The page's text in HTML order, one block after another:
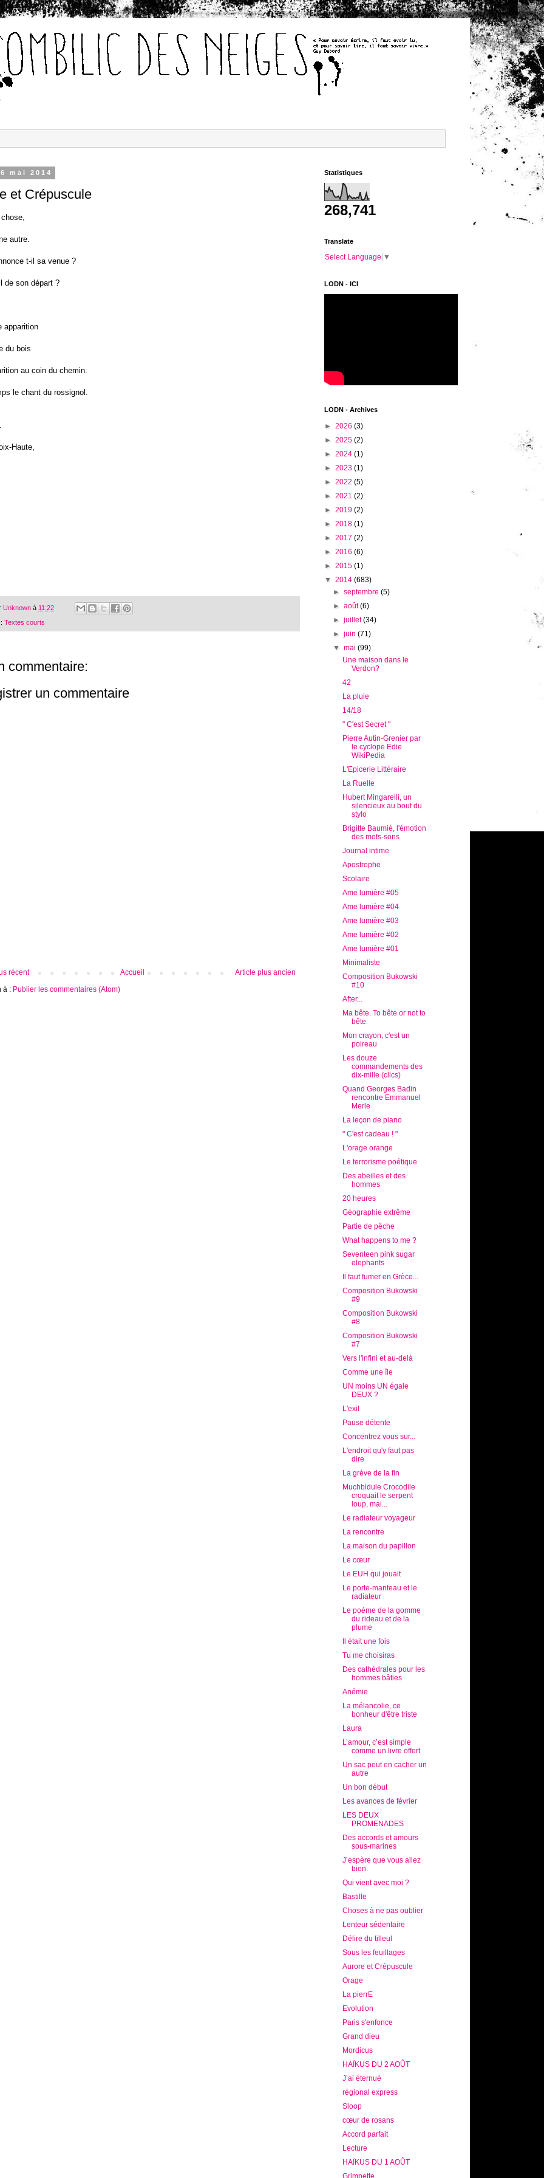
mai 2014
et Crépuscule
autre.
t-il sa venue ?
de son départ ?
apparition
du bois
au coin du chemin.
le chant du rossignol.
Haute,
Unknown à 11:22
Textes courts
commentaire:
un commentaire
récent Article plus ancien
Accueil
à : Publier les commentaires (Atom)
Statistiques
268,741
Translate
Select Language ▼
LODN - ICI
LODN - Archives
► 2026 (3)
► 2025 (2)
► 2024 (1)
► 2023 (1)
► 2022 (5)
► 2021 (2)
► 2019 (2)
► 2018 (1)
► 2017 (2)
► 2016 (6)
► 2015 (1)
▼ 2014 (683)
►septembre(5)
►août(6)
►juillet(34)
►juin(71)
▼mai(99)
Une maison dans le
Verdon?
42
La pluie
14/18
" C'est Secret "
Pierre Autin-Grenier par
le cyclope Edie
WikiPedia
L'Epicerie Littéraire
La Ruelle
Hubert Mingarelli, un
silencieux au bout du
stylo
Brigitte Baumié, l'émotion
des mots-sons
Journal intime
Apostrophe
Scolaire
Ame lumière #05
Ame lumière #04
Ame lumière #03
Ame lumière #02
Ame lumière #01
Minimaliste
Composition Bukowski
#10
After...
Ma bête. To bête or not to
bête
Mon crayon, c'est un
poireau
Les douze
commandements des
dix-mille (clics)
Quand Georges Badin
rencontre Emmanuel
Merle
La leçon de piano
" C'est cadeau ! "
L'orage orange
Le terrorisme poétique
Des abeilles et des
hommes
20 heures
Géographie extrême
Partie de pêche
What happens to me ?
Seventeen pink sugar
elephants
Il faut fumer en Grèce...
Composition Bukowski
#9
Composition Bukowski
#8
Composition Bukowski
#7
Vers l'infini et au-delà
Comme une île
UN moins UN égale
DEUX ?
L'exil
Pause détente
Concentrez vous sur...
L'endroit qu'y faut pas
dire
La grève de la fin
Muchbidule Crocodile
croquait le serpent
loup, mai...
Le radiateur voyageur
La rencontre
La maison du papillon
Le cœur
Le EUH qui jouait
Le porte-manteau et le
radiateur
Le poème de la gomme
du rideau et de la
plume
Il était une fois
Tu me choisiras
Des cathédrales pour les
hommes bâties
Anémie
La mélancolie, ce
bonheur d'être triste
Laura
L’amour, c’est simple
comme un livre offert
Un sac peut en cacher un
autre
Un bon début
Les avances de février
LES DEUX
PROMENADES
Des accords et amours
sous-marines
J’espère que vous allez
bien.
Qui vient avec moi ?
Bastille
Choses à ne pas oublier
Lenteur sédentaire
Délire du tilleul
Sous les feuillages
Aurore et Crépuscule
Orage
La pierrE
Evolution
Paris s'enfonce
Grand dieu
Mordicus
HAÏKUS DU 2 AOÛT
J’ai éternué
régional express
Sloop
cœur de rosans
Accord parfait
Lecture
HAÏKUS DU 1 AOÛT